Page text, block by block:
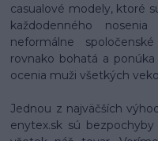
casualové modely, ktoré
každodenného
neformálne
rovnako bohatá a
ocenia muži všetkých
Jednou z najväčších
enytex.sk sú